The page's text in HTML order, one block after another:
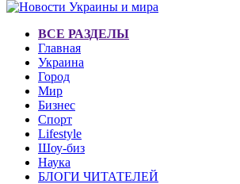
ВСЕ РАЗДЕЛЫ
Главная
Украина
Город
Мир
Бизнес
Спорт
Lifestyle
Шоу-биз
Наука
БЛОГИ ЧИТАТЕЛЕЙ